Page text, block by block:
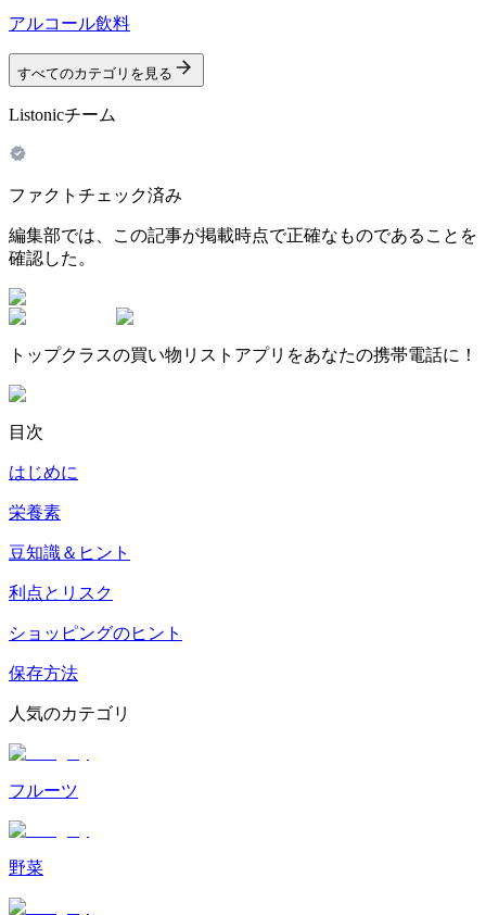
アルコール飲料
すべてのカテゴリを見る
Listonicチーム
ファクトチェック済み
編集部では、この記事が掲載時点で正確なものであることを
確認した。
トップクラスの買い物リストアプリをあなたの携帯電話に！
目次
はじめに
栄養素
豆知識＆ヒント
利点とリスク
ショッピングのヒント
保存方法
人気のカテゴリ
フルーツ
野菜